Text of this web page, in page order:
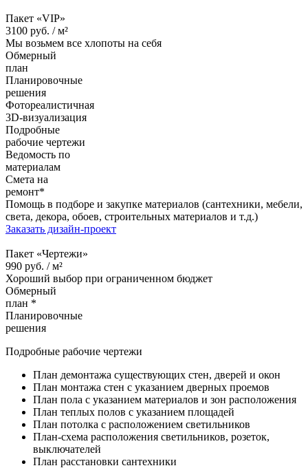
Пакет «VIP»
3100 руб. /м²
Мы возьмем все хлопоты на себя
Обмерный
план
Планировочные
решения
Фотореалистичная
3D-визуализация
Подробные
рабочие чертежи
Ведомость по
материалам
Смета на
ремонт*
Помощь в подборе и закупке материалов (сантехники, мебели,
света, декора, обоев, строительных материалов и т.д.)
Заказать дизайн-проект
Пакет «Чертежи»
990 руб. /м²
Хороший выбор при ограниченном бюджет
Обмерный
план *
Планировочные
решения
Подробные рабочие чертежи
План демонтажа существующих стен, дверей и окон
План монтажа стен с указанием дверных проемов
План пола с указанием материалов и зон расположения
План теплых полов с указанием площадей
План потолка с расположением светильников
План-схема расположения светильников, розеток,
выключателей
План расстановки сантехники